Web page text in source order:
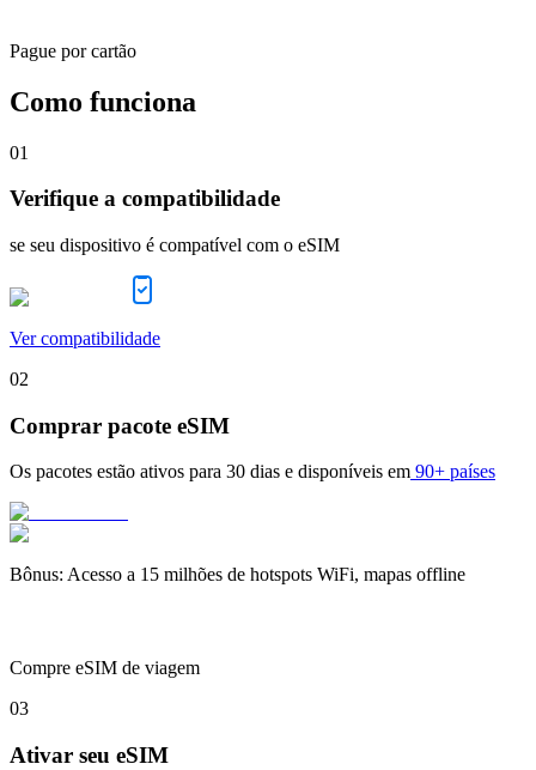
Pague por cartão
Como funciona
01
Verifique a compatibilidade
se seu dispositivo é compatível com o eSIM
Ver compatibilidade
02
Comprar pacote eSIM
Os pacotes estão ativos para 30 dias e disponíveis em 90+ países
Bônus: Acesso a 15 milhões de hotspots WiFi, mapas offline
Compre eSIM de viagem
03
Ativar seu eSIM